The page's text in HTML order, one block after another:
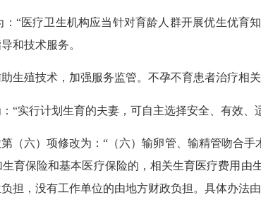
医疗卫生机构应当针对育龄人群开展优生优育
和技术服务。
殖技术，加强服务监管。不孕不育患者治疗相
行计划生育的夫妻，可自主选择安全、有效、
六）项修改为：“（六）输卵管、输精管吻合手
育保险和基本医疗保险的，相关生育医疗费用
担，没有工作单位的由地方财政负担。具体办法